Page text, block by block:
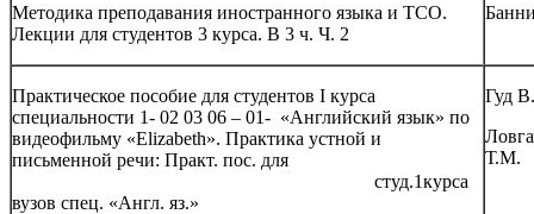
Методика преподавания иностранного языка и ТСО.
Лекции для студентов 3 курса. В 3 ч. Ч. 2
Практическое пособие для студентов I курса
специальности 1- 02 03 06 – 01- «Английский язык» по
видеофильму «Elizabeth». Практика устной и
письменной речи: Практ. пос. для
студ.1курса
вузов спец. «Англ. яз.»
Гуд
Т.М.